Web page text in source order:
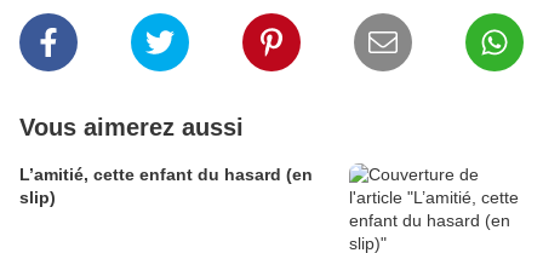
Vous aimerez aussi
L’amitié, cette enfant du hasard (en
slip)